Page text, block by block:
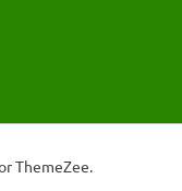
ThemeZee.